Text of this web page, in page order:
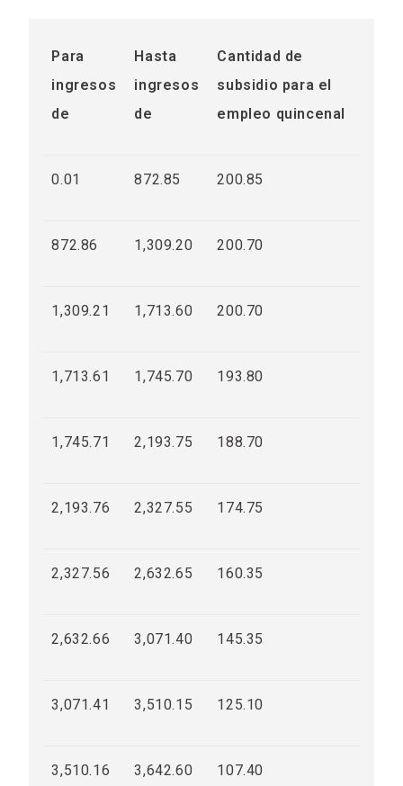
Para
ingresos
de
Hasta
ingresos
de
Cantidad de
subsidio para el
empleo quincenal
0.01 872.85 200.85
872.86 1,309.20 200.70
1,309.21 1,713.60 200.70
1,713.61 1,745.70 193.80
1,745.71 2,193.75 188.70
2,193.76 2,327.55 174.75
2,327.56 2,632.65 160.35
2,632.66 3,071.40 145.35
3,071.41 3,510.15 125.10
3,510.16 3,642.60 107.40